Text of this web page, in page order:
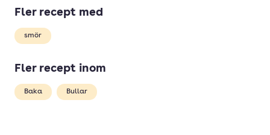
Fler recept med
smör
Fler recept inom
Baka Bullar